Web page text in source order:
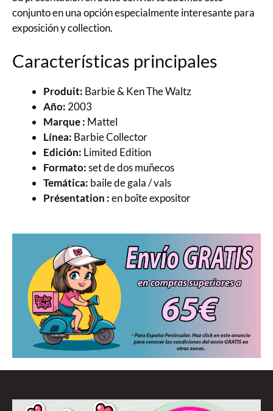
conjunto en una opción especialmente interesante para
exposición y collection.
Características principales
Produit: Barbie & Ken The Waltz
Año: 2003
Marque : Mattel
Línea: Barbie Collector
Edición: Limited Edition
Formato:set de dos muñecos
Temática: baile de gala / vals
Présentation :en boîte expositor